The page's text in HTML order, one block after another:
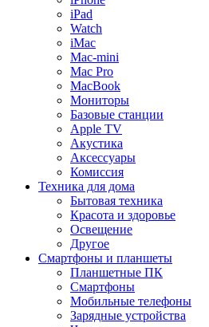
iPad
Watch
iMac
Mac-mini
Mac Pro
MacBook
Мониторы
Базовые станции
Apple TV
Акустика
Аксессуары
Комиссия
Техника для дома
Бытовая техника
Красота и здоровье
Освещение
Другое
Смартфоны и планшеты
Планшетные ПК
Смартфоны
Мобильные телефоны
Зарядные устройства